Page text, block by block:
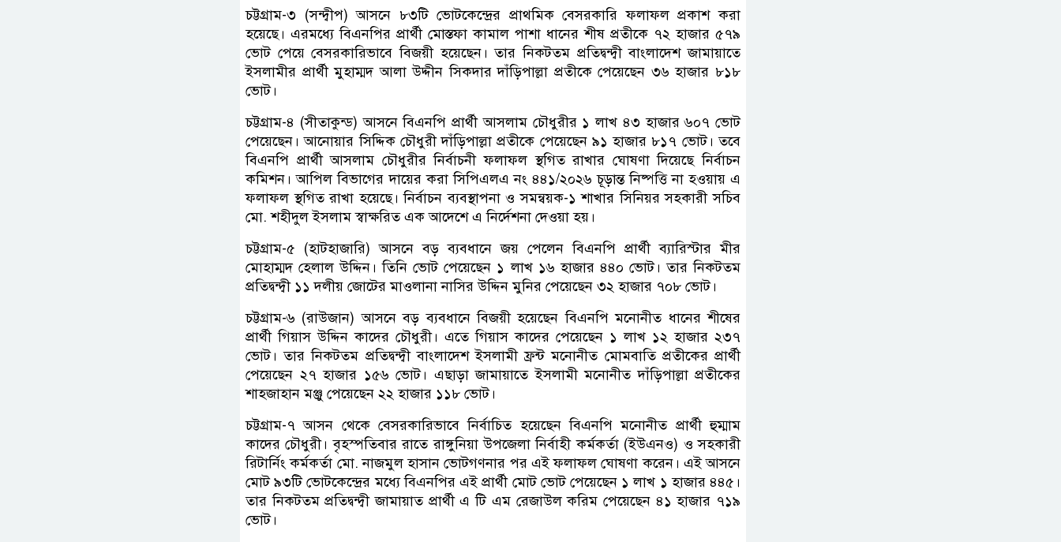
চট্টগ্রাম-৩ (সন্দ্বীপ) আসনে ৮৩টি ভোটকেন্দ্রের প্রাথমিক বেসরকারি ফলাফল প্রকাশ করা
হয়েছে। এরমধ্যে বিএনপির প্রার্থী মোস্তফা কামাল পাশা ধানের শীষ প্রতীকে ৭২ হাজার ৫৭৯
ভোট পেয়ে বেসরকারিভাবে বিজয়ী হয়েছেন। তার নিকটতম প্রতিদ্বন্দ্বী বাংলাদেশ জামায়াতে
ইসলামীর প্রার্থী মুহাম্মদ আলা উদ্দীন সিকদার দাঁড়িপাল্লা প্রতীকে পেয়েছেন ৩৬ হাজার ৮১৮
ভোট।
চট্টগ্রাম-৪ (সীতাকুন্ড) আসনে বিএনপি প্রার্থী আসলাম চৌধুরীর ১ লাখ ৪৩ হাজার ৬০৭ ভোট
পেয়েছেন। আনোয়ার সিদ্দিক চৌধুরী দাঁড়িপাল্লা প্রতীকে পেয়েছেন ৯১ হাজার ৮১৭ ভোট। তবে
বিএনপি প্রার্থী আসলাম চৌধুরীর নির্বাচনী ফলাফল স্থগিত রাখার ঘোষণা দিয়েছে নির্বাচন
কমিশন। আপিল বিভাগের দায়ের করা সিপিএলএ নং ৪৪১/২০২৬ চূড়ান্ত নিষ্পত্তি না হওয়ায় এ
ফলাফল স্থগিত রাখা হয়েছে। নির্বাচন ব্যবস্থাপনা ও সমন্বয়ক-১ শাখার সিনিয়র সহকারী সচিব
মো. শহীদুল ইসলাম স্বাক্ষরিত এক আদেশে এ নির্দেশনা দেওয়া হয়।
চট্টগ্রাম-৫ (হাটহাজারি) আসনে বড় ব্যবধানে জয় পেলেন বিএনপি প্রার্থী ব্যারিস্টার মীর
মোহাম্মদ হেলাল উদ্দিন। তিনি ভোট পেয়েছেন ১ লাখ ১৬ হাজার ৪৪০ ভোট। তার নিকটতম
প্রতিদ্বন্দ্বী ১১ দলীয় জোটের মাওলানা নাসির উদ্দিন মুনির পেয়েছেন ৩২ হাজার ৭০৮ ভোট।
চট্টগ্রাম-৬ (রাউজান) আসনে বড় ব্যবধানে বিজয়ী হয়েছেন বিএনপি মনোনীত ধানের শীষের
প্রার্থী গিয়াস উদ্দিন কাদের চৌধুরী। এতে গিয়াস কাদের পেয়েছেন ১ লাখ ১২ হাজার ২৩৭
ভোট। তার নিকটতম প্রতিদ্বন্দ্বী বাংলাদেশ ইসলামী ফ্রন্ট মনোনীত মোমবাতি প্রতীকের প্রার্থী
পেয়েছেন ২৭ হাজার ১৫৬ ভোট। এছাড়া জামায়াতে ইসলামী মনোনীত দাঁড়িপাল্লা প্রতীকের
শাহজাহান মঞ্জু পেয়েছেন ২২ হাজার ১১৮ ভোট।
চট্টগ্রাম-৭ আসন থেকে বেসরকারিভাবে নির্বাচিত হয়েছেন বিএনপি মনোনীত প্রার্থী হুম্মাম
কাদের চৌধুরী। বৃহস্পতিবার রাতে রাঙ্গুনিয়া উপজেলা নির্বাহী কর্মকর্তা (ইউএনও) ও সহকারী
রিটার্নিং কর্মকর্তা মো. নাজমুল হাসান ভোটগণনার পর এই ফলাফল ঘোষণা করেন। এই আসনে
মোট ৯৩টি ভোটকেন্দ্রের মধ্যে বিএনপির এই প্রার্থী মোট ভোট পেয়েছেন ১ লাখ ১ হাজার ৪৪৫।
তার নিকটতম প্রতিদ্বন্দ্বী জামায়াত প্রার্থী এ টি এম রেজাউল করিম পেয়েছেন ৪১ হাজার ৭১৯
ভোট।